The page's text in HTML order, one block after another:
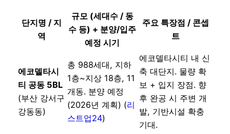
단지명 / 지
역
규모 (세대수 / 동
수 등) + 분양/입주
예정 시기
주요 특장점 / 콘셉
트
에코델타시
티 공동 5BL
(부산 강서구
강동동)
총 988세대, 지하
1층~지상 18층, 11
개동. 분양 예정
(2026년 계획) (리
스트업24)
에코델타시티 내 신
축 대단지. 물량 확
보 + 입지 장점. 향
후 완공 시 주변 개
발, 기반시설 확충
기대.